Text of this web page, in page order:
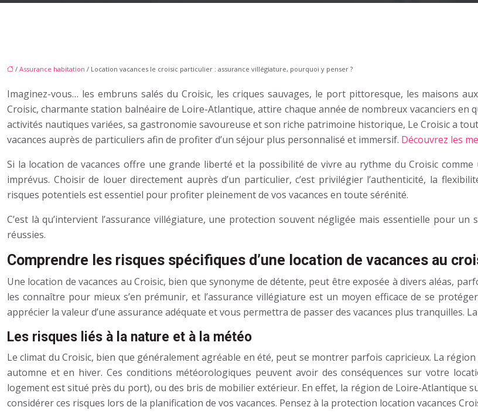
/ Assurance habitation / Location vacances le croisic particulier : assurance villégiature, pourquoi y penser ?
Imaginez-vous… les embruns salés du Croisic, les criques sauvages, le port pittoresque, les maisons
Croisic, charmante station balnéaire de Loire-Atlantique, attire chaque année de nombreux vacanciers en
activités nautiques variées, sa gastronomie savoureuse et son riche patrimoine historique, Le Croisic a
vacances auprès de particuliers afin de profiter d’un séjour plus personnalisé et immersif. Découvrez les
Si la location de vacances offre une grande liberté et la possibilité de vivre au rythme du Croisic
imprévus. Choisir de louer directement auprès d’un particulier, c’est privilégier l’authenticité, la
risques potentiels est essentiel pour profiter pleinement de vos vacances en toute sérénité.
C’est là qu’intervient l’assurance villégiature, une protection souvent négligée mais essentielle pour un
réussies.
Comprendre les risques spécifiques d’une location de vacances au
Une location de vacances au Croisic, bien que synonyme de détente, peut être exposée à divers aléas,
les connaître pour mieux s’en prémunir, et l’assurance villégiature est un moyen efficace de se
apprécier la valeur d’une assurance adéquate et vous permettra de passer des vacances plus tranquilles.
Les risques liés à la nature et à la météo
Le climat du Croisic, bien que généralement agréable en été, peut se montrer parfois capricieux. La
automne et en hiver. Ces conditions météorologiques peuvent avoir des conséquences sur votre
logement est situé près du port), ou des bris de mobilier extérieur. En effet, la région de Loire-Atlantique
considérer ces risques lors de la planification de vos vacances. Pensez à la protection location vacances